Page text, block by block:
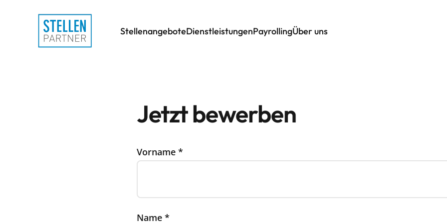
StellenangeboteDienstleistungenPayrollingÜber uns
Jetzt bewerben
Vorname *
Name *